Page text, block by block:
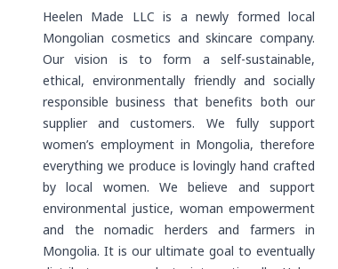
Heelen Made LLC is a newly formed local
Mongolian cosmetics and skincare company.
Our vision is to form a self-sustainable,
ethical, environmentally friendly and socially
responsible business that benefits both our
supplier and customers. We fully support
women’s employment in Mongolia, therefore
everything we produce is lovingly hand crafted
by local women. We believe and support
environmental justice, woman empowerment
and the nomadic herders and farmers in
Mongolia. It is our ultimate goal to eventually